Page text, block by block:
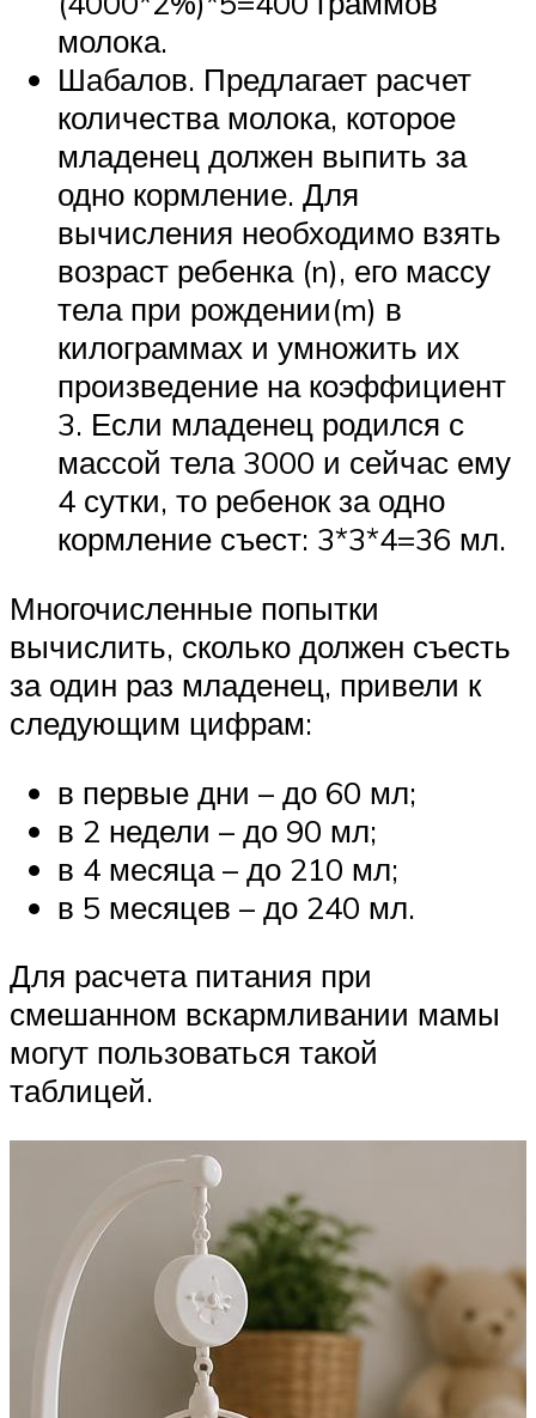
молока.
Шабалов. Предлагает расчет
количества молока, которое
младенец должен выпить за
одно кормление. Для
вычисления необходимо взять
возраст ребенка (n), его массу
тела при рождении(m) в
килограммах и умножить их
произведение на коэффициент
3. Если младенец родился с
массой тела 3000 и сейчас ему
4 сутки, то ребенок за одно
кормление съест: 3*3*4=36 мл.
Многочисленные попытки
вычислить, сколько должен съесть
за один раз младенец, привели к
следующим цифрам:
в первые дни – до 60 мл;
в 2 недели – до 90 мл;
в 4 месяца – до 210 мл;
в 5 месяцев – до 240 мл.
Для расчета питания при
смешанном вскармливании мамы
могут пользоваться такой
таблицей.